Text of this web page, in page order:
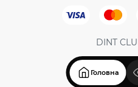
Головна
DINT